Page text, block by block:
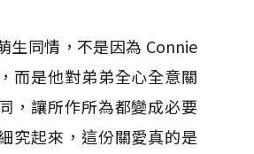
生同情，不是因為 Connie
而是他對弟弟全心全意關
，讓所作所為都變成必要
究起來，這份關愛真的是